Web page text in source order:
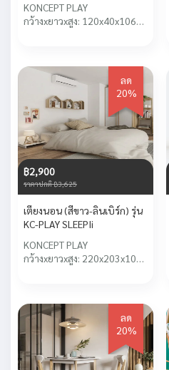
KONCEPT PLAY
กว้างxยาวxสูง: 120x40x106
ลด
20%
฿2,900
ราคาปกติ ฿3,625
เตียงนอน (สีขาว-ลินเบิร์ก) รุ่น
KC-PLAY SLEEPIi
KONCEPT PLAY
กว้างxยาวxสูง: 220x203x10
ลด
20%